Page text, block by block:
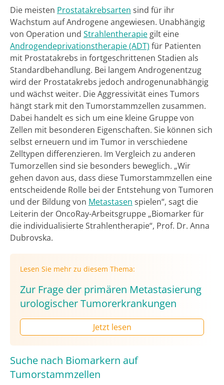
Die meisten Prostatakrebsarten sind für ihr
Wachstum auf Androgene angewiesen. Unabhängig
von Operation und Strahlentherapie gilt eine
Androgendeprivationstherapie (ADT) für Patienten
mit Prostatakrebs in fortgeschrittenen Stadien als
Standardbehandlung. Bei langem Androgenentzug
wird der Prostatakrebs jedoch androgenunabhängig
und wächst weiter. Die Aggressivität eines Tumors
hängt stark mit den Tumorstammzellen zusammen.
Dabei handelt es sich um eine kleine Gruppe von
Zellen mit besonderen Eigenschaften. Sie können sich
selbst erneuern und im Tumor in verschiedene
Zelltypen differenzieren. Im Vergleich zu anderen
Tumorzellen sind sie besonders beweglich. „Wir
gehen davon aus, dass diese Tumorstammzellen eine
entscheidende Rolle bei der Entstehung von Tumoren
und der Bildung von Metastasen spielen“, sagt die
Leiterin der OncoRay-Arbeitsgruppe „Biomarker für
die individualisierte Strahlentherapie“, Prof. Dr. Anna
Dubrovska.
Lesen Sie mehr zu diesem Thema:
Zur Frage der primären Metastasierung
urologischer Tumorerkrankungen
Jetzt lesen
Suche nach Biomarkern auf
Tumorstammzellen